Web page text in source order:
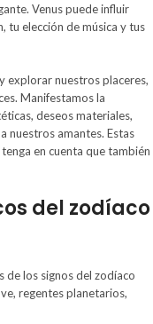
Venus puede influir
tu elección de música y tus
explorar nuestros placeres,
Manifestamos la
deseos materiales,
nuestros amantes. Estas
en cuenta que también
del zodíaco
de los signos del zodíaco
regentes planetarios,